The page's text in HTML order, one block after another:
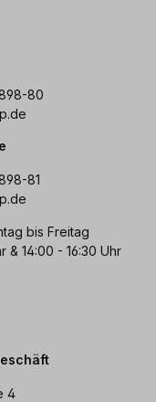
80
81
bis Freitag
& 14:00 - 16:30 Uhr
4